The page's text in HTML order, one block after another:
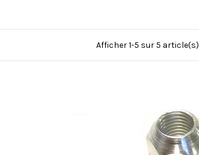
Afficher 1-5 sur 5 article(s)